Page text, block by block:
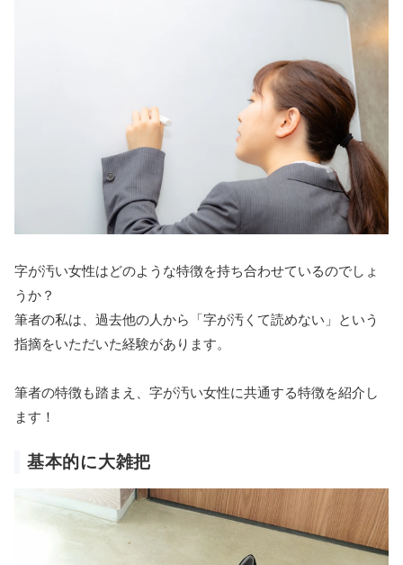
字が汚い女性はどのような特徴を持ち合わせているのでしょ
うか？
筆者の私は、過去他の人から「字が汚くて読めない」という
指摘をいただいた経験があります。
筆者の特徴も踏まえ、字が汚い女性に共通する特徴を紹介し
ます！
基本的に大雑把